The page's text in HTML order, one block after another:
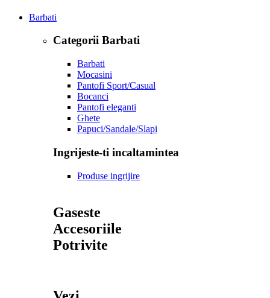
Barbati
Categorii Barbati
Barbati
Mocasini
Pantofi Sport/Casual
Bocanci
Pantofi eleganti
Ghete
Papuci/Sandale/Slapi
Ingrijeste-ti incaltamintea
Produse ingrijire
Gaseste
Accesoriile
Potrivite